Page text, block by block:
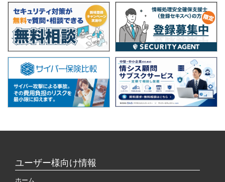
ユーザー様向け情報
ホーム